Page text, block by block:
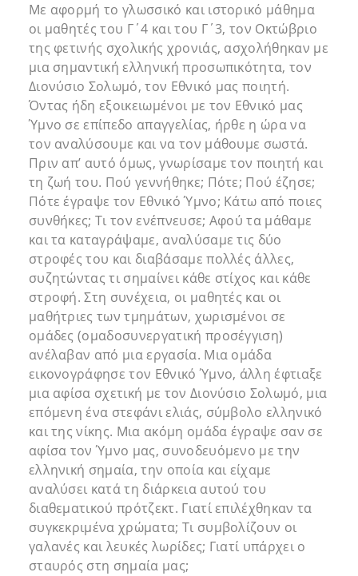
Με αφορμή το γλωσσικό και ιστορικό μάθημα
οι μαθητές του Γ΄4 και του Γ΄3, τον Οκτώβριο
της φετινής σχολικής χρονιάς, ασχολήθηκαν με
μια σημαντική ελληνική προσωπικότητα, τον
Διονύσιο Σολωμό, τον Εθνικό μας ποιητή.
Όντας ήδη εξοικειωμένοι με τον Εθνικό μας
Ύμνο σε επίπεδο απαγγελίας, ήρθε η ώρα να
τον αναλύσουμε και να τον μάθουμε σωστά.
Πριν απ’ αυτό όμως, γνωρίσαμε τον ποιητή και
τη ζωή του. Πού γεννήθηκε; Πότε; Πού έζησε;
Πότε έγραψε τον Εθνικό Ύμνο; Κάτω από ποιες
συνθήκες; Τι τον ενέπνευσε; Αφού τα μάθαμε
και τα καταγράψαμε, αναλύσαμε τις δύο
στροφές του και διαβάσαμε πολλές άλλες,
συζητώντας τι σημαίνει κάθε στίχος και κάθε
στροφή. Στη συνέχεια, οι μαθητές και οι
μαθήτριες των τμημάτων, χωρισμένοι σε
ομάδες (ομαδοσυνεργατική προσέγγιση)
ανέλαβαν από μια εργασία. Μια ομάδα
εικονογράφησε τον Εθνικό Ύμνο, άλλη έφτιαξε
μια αφίσα σχετική με τον Διονύσιο Σολωμό, μια
επόμενη ένα στεφάνι ελιάς, σύμβολο ελληνικό
και της νίκης. Μια ακόμη ομάδα έγραψε σαν σε
αφίσα τον Ύμνο μας, συνοδευόμενο με την
ελληνική σημαία, την οποία και είχαμε
αναλύσει κατά τη διάρκεια αυτού του
διαθεματικού πρότζεκτ. Γιατί επιλέχθηκαν τα
συγκεκριμένα χρώματα; Τι συμβολίζουν οι
γαλανές και λευκές λωρίδες; Γιατί υπάρχει ο
σταυρός στη σημαία μας;